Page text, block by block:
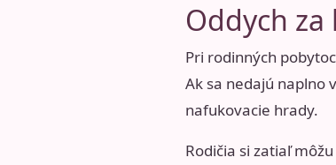
Oddych za
Pri rodinných
Ak sa nedajú naplno
nafukovacie hrady.
Rodičia si zatiaľ